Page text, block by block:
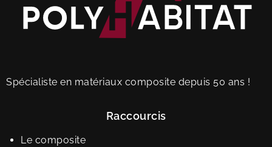
Spécialiste en matériaux composite depuis 50 ans !
Raccourcis
Le composite